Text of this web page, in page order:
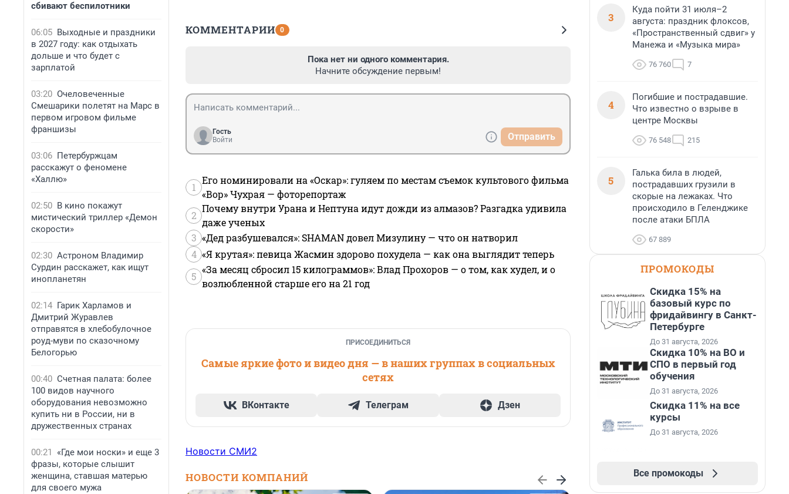
сбивают беспилотники
06:05 Выходные и праздники
в 2027 году: как отдыхать
дольше и что будет с
зарплатой
03:20 Очеловеченные
Смешарики полетят на Марс в
первом игровом фильме
франшизы
03:06 Петербуржцам
расскажут о феномене
«Халлю»
02:50 В кино покажут
мистический триллер «Демон
скорости»
02:30 Астроном Владимир
Сурдин расскажет, как ищут
инопланетян
02:14 Гарик Харламов и
Дмитрий Журавлев
отправятся в хлебобулочное
роуд-муви по сказочному
Белогорью
00:40 Счетная палата: более
100 видов научного
оборудования невозможно
купить ни в России, ни в
дружественных странах
00:21
«Где мои носки» и еще 3
фразы, которые слышит
женщина, ставшая матерью
для своего мужа
КОММЕНТАРИИ 0
Пока нет ни одного комментария.
Начните обсуждение первым!
Гость
Войти
Отправить
1
Его номинировали на «Оскар»: гуляем по местам съемок культового фильма
«Вор» Чухрая — фоторепортаж
2
Почему внутри Урана и Нептуна идут дожди из алмазов? Разгадка удивила
даже ученых
3 «Дед разбушевался»: SHAMAN довел Мизулину — что он натворил
4 «Я крутая»: певица Жасмин здорово похудела — как она выглядит теперь
5
«За месяц сбросил 15 килограммов»: Влад Прохоров — о том, как худел, и о
возлюбленной старше его на 21 год
ПРИСОЕДИНИТЬСЯ
Самые яркие фото и видео дня — в наших группах в социальных
сетях
ВКонтакте Телеграм Дзен
Новости СМИ2
НОВОСТИ КОМПАНИЙ
3
Куда пойти 31 июля–2
августа: праздник флоксов,
«Пространственный сдвиг» у
Манежа и «Музыка мира»
76 760 7
4
Погибшие и пострадавшие.
Что известно о взрыве в
центре Москвы
76 548 215
5
Галька била в людей,
пострадавших грузили в
скорые на лежаках. Что
происходило в Геленджике
после атаки БПЛА
67 889
ПРОМОКОДЫ
Скидка 15% на
базовый курс по
фридайвингу в Санкт-
Петербурге
До 31 августа, 2026
Скидка 10% на ВО и
СПО в первый год
обучения
До 31 августа, 2026
Скидка 11% на все
курсы
До 31 августа, 2026
Все промокоды